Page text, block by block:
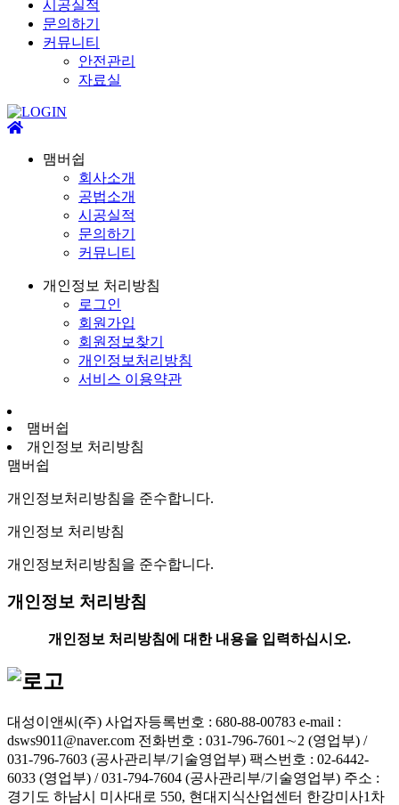
시공실적
문의하기
커뮤니티
안전관리
자료실
맴버쉽
회사소개
공법소개
시공실적
문의하기
커뮤니티
개인정보 처리방침
로그인
회원가입
회원정보찾기
개인정보처리방침
서비스 이용약관
맴버쉽
개인정보 처리방침
맴버쉽
개인정보처리방침을 준수합니다.
개인정보 처리방침
개인정보처리방침을 준수합니다.
개인정보 처리방침
개인정보 처리방침에 대한 내용을 입력하십시오.
대성이앤씨(주) 사업자등록번호 : 680-88-00783 e-mail :
dsws9011@naver.com 전화번호 : 031-796-7601∼2 (영업부) /
031-796-7603 (공사관리부/기술영업부) 팩스번호 : 02-6442-
6033 (영업부) / 031-794-7604 (공사관리부/기술영업부) 주소 :
경기도 하남시 미사대로 550, 현대지식산업센터 한강미사1차